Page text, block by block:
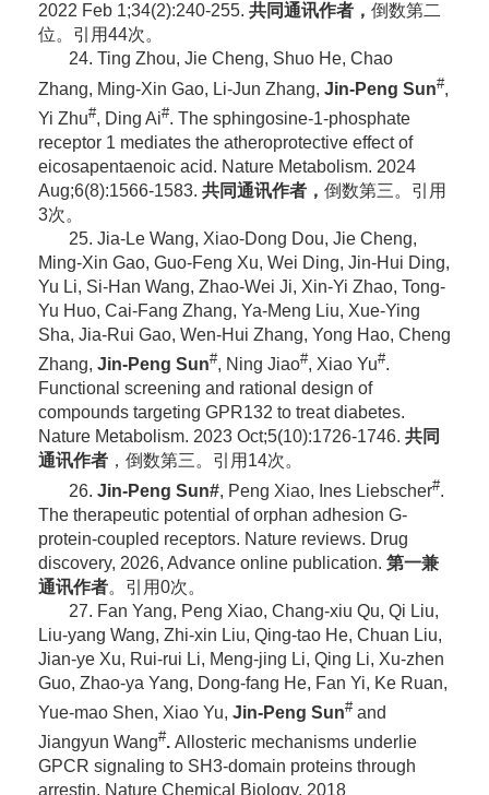
2022 Feb 1;34(2):240-255. 共同通讯作者， 倒数第二
位。引用44次。
24. Ting Zhou, Jie Cheng, Shuo He, Chao
Zhang, Ming-Xin Gao, Li-Jun Zhang, Jin-Peng Sun#,
Yi Zhu#, Ding Ai#. The sphingosine-1-phosphate
receptor 1 mediates the atheroprotective effect of
eicosapentaenoic acid. Nature Metabolism. 2024
Aug;6(8):1566-1583. 共同通讯作者， 倒数第三。引用
3次。
25. Jia-Le Wang, Xiao-Dong Dou, Jie Cheng,
Ming-Xin Gao, Guo-Feng Xu, Wei Ding, Jin-Hui Ding,
Yu Li, Si-Han Wang, Zhao-Wei Ji, Xin-Yi Zhao, Tong-
Yu Huo, Cai-Fang Zhang, Ya-Meng Liu, Xue-Ying
Sha, Jia-Rui Gao, Wen-Hui Zhang, Yong Hao, Cheng
Zhang, Jin-Peng Sun#, Ning Jiao#, Xiao Yu#.
Functional screening and rational design of
compounds targeting GPR132 to treat diabetes.
Nature Metabolism. 2023 Oct;5(10):1726-1746. 共同
通讯作者，倒数第三。引用14次。
26. Jin-Peng Sun#, Peng Xiao, Ines Liebscher#.
The therapeutic potential of orphan adhesion G-
protein-coupled receptors. Nature reviews. Drug
discovery, 2026, Advance online publication. 第一兼
通讯作者。引用0次。
27. Fan Yang, Peng Xiao, Chang-xiu Qu, Qi Liu,
Liu-yang Wang, Zhi-xin Liu, Qing-tao He, Chuan Liu,
Jian-ye Xu, Rui-rui Li, Meng-jing Li, Qing Li, Xu-zhen
Guo, Zhao-ya Yang, Dong-fang He, Fan Yi, Ke Ruan,
Yue-mao Shen, Xiao Yu, Jin-Peng Sun#and
Jiangyun Wang#. Allosteric mechanisms underlie
GPCR signaling to SH3-domain proteins through
arrestin. Nature Chemical Biology. 2018